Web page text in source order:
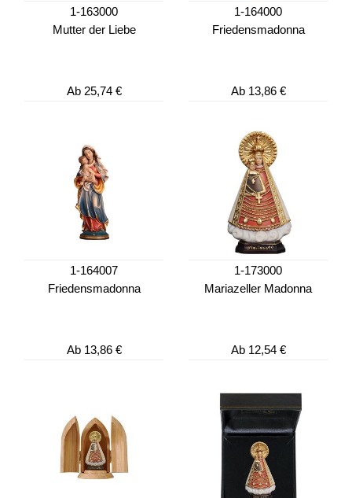
1-163000
Mutter der Liebe
Ab25,74 €
1-164000
Friedensmadonna
Ab13,86 €
1-164007
Friedensmadonna
Ab13,86 €
1-173000
Mariazeller Madonna
Ab12,54 €